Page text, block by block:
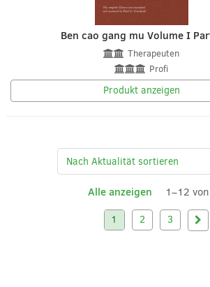
Ben cao gang mu Volume I
Therapeuten
Profi
Produkt anzeigen
Alle anzeigen 1–12
1 2 3